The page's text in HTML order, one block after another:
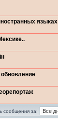
языках
сообщения за: